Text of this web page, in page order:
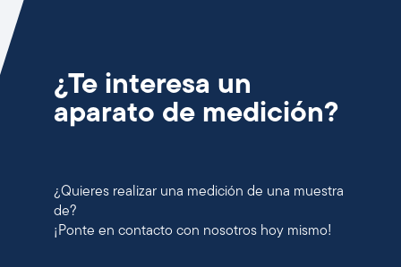
¿Te interesa un
aparato de medición?
¿Quieres realizar una medición de una muestra
de?
¡Ponte en contacto con nosotros hoy mismo!